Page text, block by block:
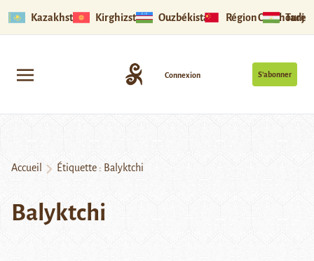
Kazakhstan Kirghizstan Ouzbékistan Région Ouïghoure
S’abonner
Connexion
Accueil Étiquette : Balyktchi
Balyktchi